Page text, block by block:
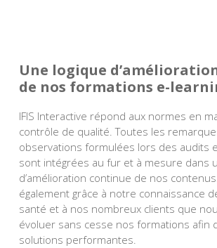
Une logique
de nos formations e-
IFIS Interactive répond aux normes en
contrôle de qualité. Toutes les
observations formulées lors des audits
sont intégrées au fur et à mesure dans
d’amélioration continue de nos
également grâce à notre connaissance
santé et à nos nombreux clients que
évoluer sans cesse nos formations afin
solutions performantes.